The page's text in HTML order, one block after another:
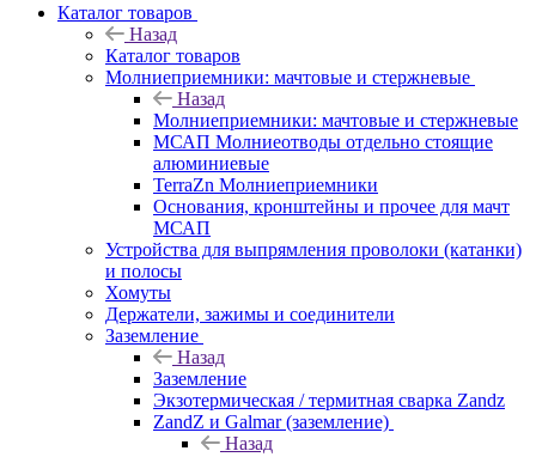
Каталог товаров
Назад
Каталог товаров
Молниеприемники: мачтовые и стержневые
Назад
Молниеприемники: мачтовые и стержневые
МСАП Молниеотводы отдельно стоящие
алюминиевые
TerraZn Молниеприемники
Основания, кронштейны и прочее для мачт
МСАП
Устройства для выпрямления проволоки (катанки)
и полосы
Хомуты
Держатели, зажимы и соединители
Заземление
Назад
Заземление
Экзотермическая / термитная сварка Zandz
ZandZ и Galmar (заземление)
Назад